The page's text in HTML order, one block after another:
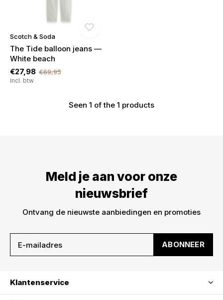
€5,- KORTING! welkom bij
DWARZ!
alleen leuke dingen -> nieuwe drops, acties en
Scotch & Soda
The Tide balloon jeans —
White beach
€27,98 €69,95
Incl. btw
Seen 1 of the 1 products
Meld je aan voor onze
nieuwsbrief
Ontvang de nieuwste aanbiedingen en promoties
ABONNEER
Klantenservice